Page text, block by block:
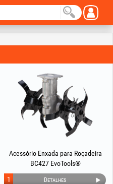
Acessório Enxada para Roçadeira
BC427 EvoTools®
Detalhes
1